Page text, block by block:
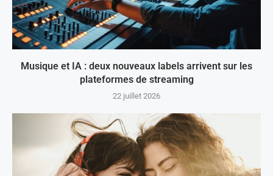
Musique et IA : deux nouveaux labels arrivent sur les
plateformes de streaming
22 juillet 2026